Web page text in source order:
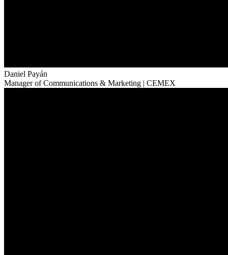
Daniel Payán
Manager of Communications & Marketing | CEMEX